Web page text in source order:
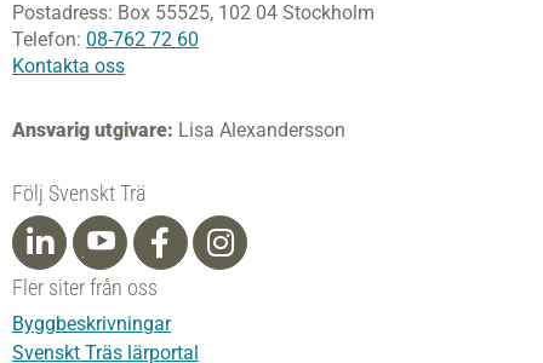
Postadress: Box 55525, 102 04 Stockholm
Telefon: 08-762 72 60
Kontakta oss
Ansvarig utgivare: Lisa Alexandersson
Följ Svenskt Trä
Fler siter från oss
Byggbeskrivningar
Svenskt Träs lärportal